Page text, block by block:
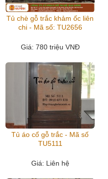
Tủ chè gỗ trắc khảm ốc liên
chi - Mã số: TU2656
Giá: 780 triệu VNĐ
Tủ áo cổ gỗ trắc - Mã số
TU5111
Giá: Liên hệ